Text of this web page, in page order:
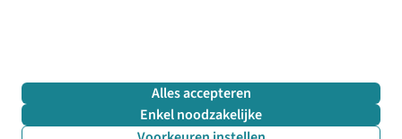
Alles accepteren
Enkel noodzakelijke
+32 (0)3 828 30 15 team@juttu.be
BTW BE 0416.762.280